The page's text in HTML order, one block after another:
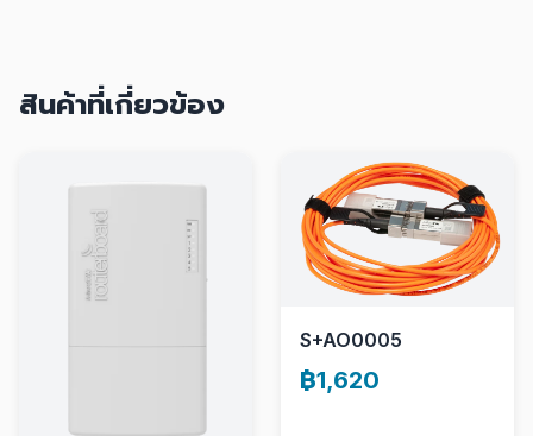
สินค้าที่เกี่ยวข้อง
S+AO0005
฿1,620